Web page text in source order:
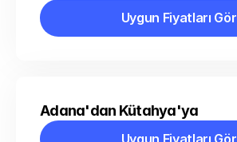
Uygun Fiyatları Gör
Uygun Fiyatları Gör
Adana'dan Kütahya'ya
Uygun Fiyatları Gör